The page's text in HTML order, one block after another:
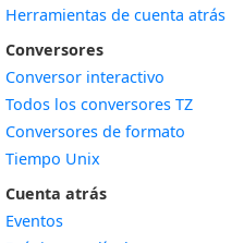
Herramientas de cuenta atrás
Conversores
Conversor interactivo
Todos los conversores TZ
Conversores de formato
Tiempo Unix
Cuenta atrás
Eventos